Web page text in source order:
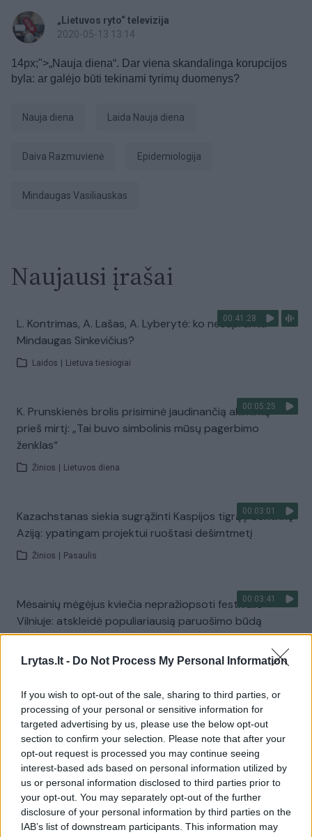
Lrytas.lt - Do Not Process My Personal Information
If you wish to opt-out of the sale, sharing to third parties, or
processing of your personal or sensitive information for
targeted advertising by us, please use the below opt-out
section to confirm your selection. Please note that after your
opt-out request is processed you may continue seeing
interest-based ads based on personal information utilized by
us or personal information disclosed to third parties prior to
your opt-out. You may separately opt-out of the further
disclosure of your personal information by third parties on the
IAB’s list of downstream participants. This information may
„Lietuvos ryto“ televizija
2020-05-13 13:14
14px;">„Nauja diena“. Dar viena skandalinga korupcijos
byla: ar galėjo būti tekinami tyrimų duomenys?
Nauja diena laida Nauja diena
Daiva Razmuvienė epidemiologija
Mindaugas Vasiliauskas
Naujausi įrašai
00:41:28
L. Kontrimas, A. Lašas, A. Lyberytė: ko nesupranta
Mindaugas Sinkevičius?
Laidos Lietuva tiesiogiai
00:05:25
K. Prunskienės brolis prisiminė jaudinančią akimirką
prieš mirtį: „Tai buvo simbolinis mūsų pagerbimo
ženklas“
Žinios Lietuvos diena
00:03:01
Kazachstanas siekia sugrąžinti Kaspijos tigrą į Centrinę
Aziją: ypatingam projektui ruoštasi dešimtmetį
Žinios Pasaulis
00:03:41
Mėsainių mėgėjus kviečia nepražiopsoti festivalio
Vilniuje: atskleidė populiariausią paruošimo būdą
Visi įrašai
Žiūrimiausi įrašai
00:00:49
Pateikė daugiau detalių apie iš tėvų paimtus šešis
vaikus: jiems kilusi grėsmė